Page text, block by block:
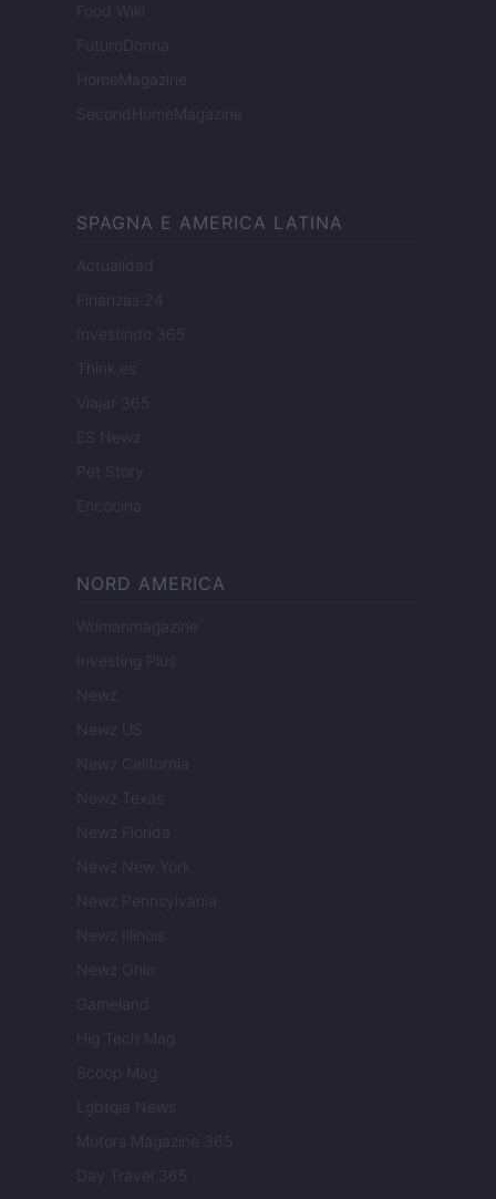
Food Wiki
FuturoDonna
HomeMagazine
SecondHomeMagazine
SPAGNA E AMERICA LATINA
Actualidad
Finanzas 24
Investindo 365
Think.es
Viajar 365
ES Newz
Pet Story
Encocina
NORD AMERICA
Womanmagazine
Investing Plus
Newz
Newz US
Newz California
Newz Texas
Newz Florida
Newz New York
Newz Pennsylvania
Newz Illinois
Newz Ohio
Gameland
Hig Tech Mag
Scoop Mag
Lgbtqia News
Motors Magazine 365
Day Travel 365